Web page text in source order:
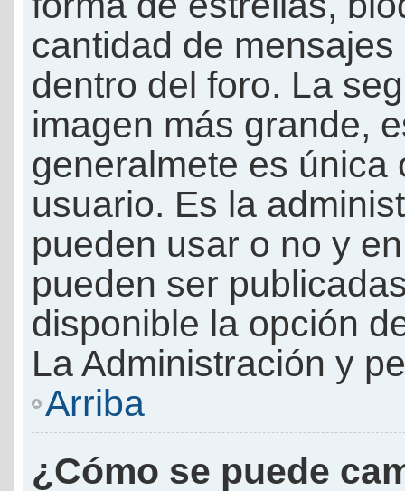
cantidad de
dentro del foro. La
imagen más grande,
generalmete es única
usuario. Es la
pueden usar o no y
pueden ser
disponible la opción
La Administración y
Arriba
¿Cómo se puede